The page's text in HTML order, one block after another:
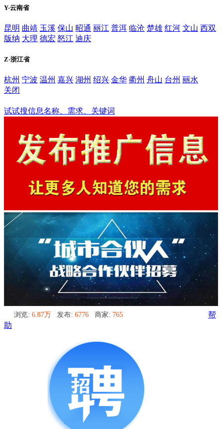
Y-云南省
昆明 曲靖 玉溪 保山 昭通 丽江 普洱 临沧 楚雄 红河 文山 西双
版纳 大理 德宏 怒江 迪庆
Z-浙江省
杭州 宁波 温州 嘉兴 湖州 绍兴 金华 衢州 舟山 台州 丽水
关闭
试试搜信息名称、需求、关键词
浏览: 6.87万 发布: 6776 商家: 765
帮
助